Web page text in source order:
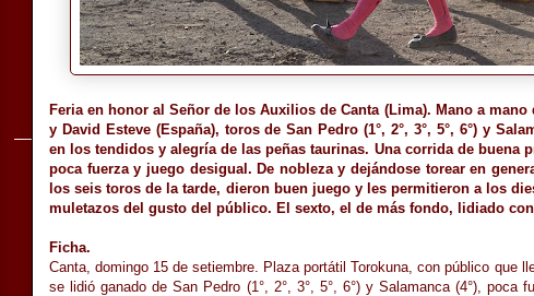
Feria en honor al Señor de los Auxilios de Canta (Lima). Mano a
y David Esteve (España), toros de San Pedro (1°, 2°, 3°, 5°, 6°) y
en los tendidos y alegría de las peñas taurinas. Una corrida de buena
poca fuerza y juego desigual. De nobleza y dejándose torear en
los seis toros de la tarde, dieron buen juego y les permitieron a los
muletazos del gusto del público. El sexto, el de más fondo, lidiado
Ficha.
Canta, domingo 15 de setiembre. Plaza portátil Torokuna, con público que
se lidió ganado de San Pedro (1°, 2°, 3°, 5°, 6°) y Salamanca (4°), poca